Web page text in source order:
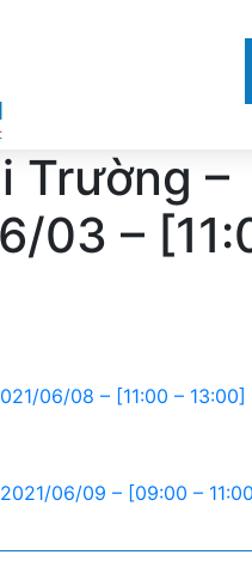
Trường –
03 –
06/08 – [11:00 – 13:00]
06/09 – [09:00 –